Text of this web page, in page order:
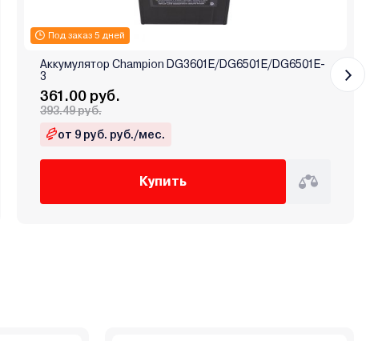
Под заказ 5 дней
Аккумулятор Champion DG3601E/DG6501E/DG6501E-
3
361.00 руб.
393.49 руб.
от 9 руб. руб./мес.
Купить